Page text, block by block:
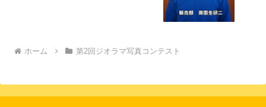
ホーム 第2回ジオラマ写真コンテスト